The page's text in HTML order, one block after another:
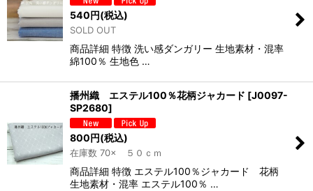
540円(税込)
SOLD OUT
商品詳細 特徴 洗い感ダンガリー 生地素材・混率
綿100％ 生地色 …
播州織 エステル100％花柄ジャカード [J0097-
SP2680]
800円(税込)
在庫数 70× ５０ｃｍ
商品詳細 特徴 エステル100％ジャカード 花柄
生地素材・混率 エステル100％ …